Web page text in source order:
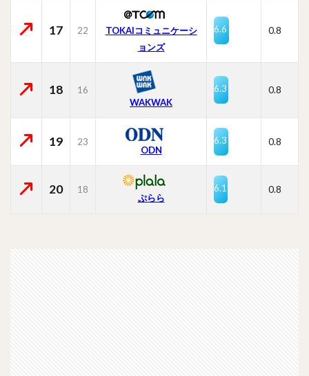
17 22
TOKAIコミュニケーシ
ョンズ
6.6 0.8
18
16
WAKWAK
6.3 0.8
19 23
ODN
6.3 0.8
20 18
ぷらら
6.1 0.8